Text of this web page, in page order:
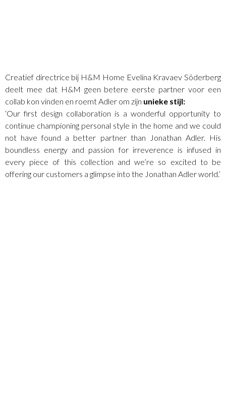
Creatief directrice bij H&M Home Evelina Kravaev Söderberg
deelt mee dat H&M geen betere eerste partner voor een
collab kon vinden en roemt Adler om zijn unieke stijl:
‘Our first design collaboration is a wonderful opportunity to
continue championing personal style in the home and we could
not have found a better partner than Jonathan Adler. His
boundless energy and passion for irreverence is infused in
every piece of this collection and we’re so excited to be
offering our customers a glimpse into the Jonathan Adler world.’